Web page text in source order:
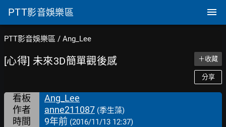
PTT影音娛樂區
PTT影音娛樂區 / Ang_Lee
[心得] 未來3D簡單觀後感 ＋收藏
分享
看板
Ang_Lee
作者
anne211087 (季生藻)
時間 9年前 (2016/11/13 12:37)